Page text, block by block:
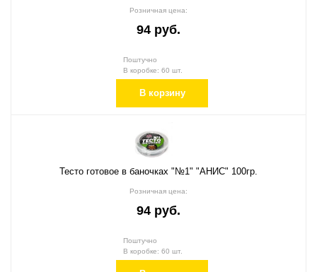
Розничная цена:
94 руб.
Поштучно
В коробке: 60 шт.
В корзину
Тесто готовое в баночках "№1" "АНИС" 100гр.
Розничная цена:
94 руб.
Поштучно
В коробке: 60 шт.